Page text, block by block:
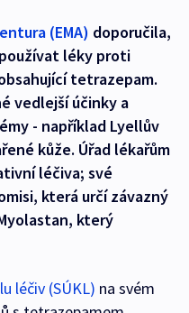
(EMA) doporučila,
léky proti
tetrazepam.
vedlejší účinky a
- například Lyellův
kůže. Úřad lékařům
léčiva; své
která určí závazný
který
léčiv (SÚKL) na svém